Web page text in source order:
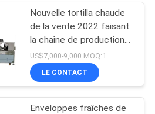
Nouvelle tortilla chaude
de la vente 2022 faisant
la chaîne de production
de tortilla de la machine
BP-550
US$7,000-9,000 MOQ:1
LE CONTACT
Enveloppes fraîches de